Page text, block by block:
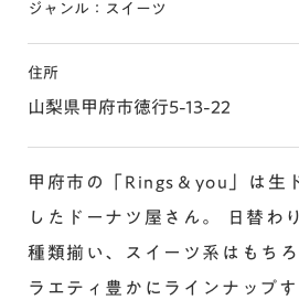
ジャンル：スイーツ
住所
山梨県甲府市徳行5-13-22
甲府市の「Rings＆you」は生
したドーナツ屋さん。 日替わ
種類揃い、スイーツ系はもち
ラエティ豊かにラインナップ